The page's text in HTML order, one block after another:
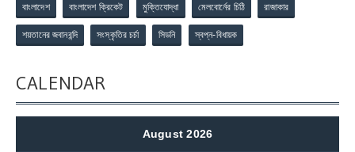
বাংলাদেশ বাংলাদেশ ক্রিকেট মুক্তিযোদ্ধা মেলবোর্নের চিঠি রাজাকার
শয়তানের জবানবন্দি সংস্কৃতির চর্চা সিডনি স্বপ্ন-বিধায়ক
CALENDAR
August 2026